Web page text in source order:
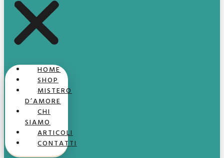
HOME
SHOP
MISTERO
D’AMORE
CHI
SIAMO
ARTICOLI
CONTATTI